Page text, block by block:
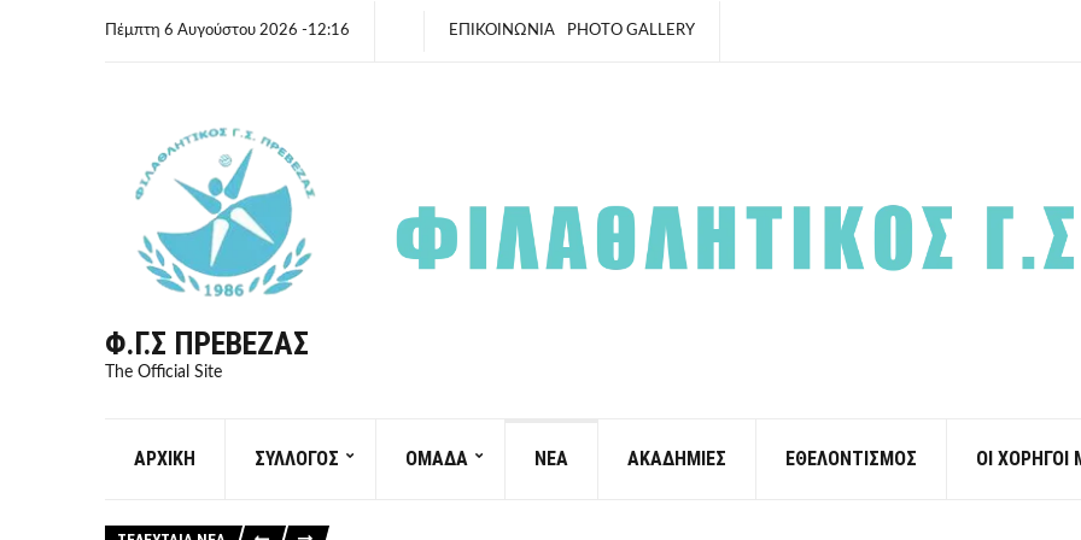
Πέμπτη 6 Αυγούστου 2026 -12:16 ΕΠΙΚΟΙΝΩΝΙΑ PHOTO GALLERY
Φ.Γ.Σ ΠΡΈΒΕΖΑΣ
The Official Site
ΑΡΧΙΚΗ ΣΥΛΛΟΓΟΣ ΟΜΑΔΑ ΝΕΑ ΑΚΑΔΗΜΙΕΣ ΕΘΕΛΟΝΤΙΣΜΟΣ ΟΙ ΧΟΡΗΓΟΙ